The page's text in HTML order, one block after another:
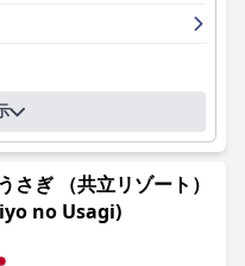
り、和食と洋食の両方を提
で、肯定的なフィードバッ
質の高さと味を評価し、朝
ます。いくつかのマイナー
合の繰り返しや費用につい
としては、朝食体験は楽し
供される無料のしじみラー
ています。ホテルのレスト
していますが、一部の宿泊
ストランがホテル内にある
ぎ （共立リゾート）
no Usagi)